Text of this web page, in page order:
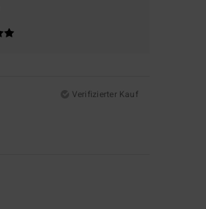
Verifizierter Kauf